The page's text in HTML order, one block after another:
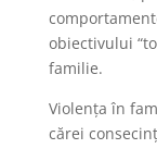
obiectivului
familie.
Violenţa în
cărei